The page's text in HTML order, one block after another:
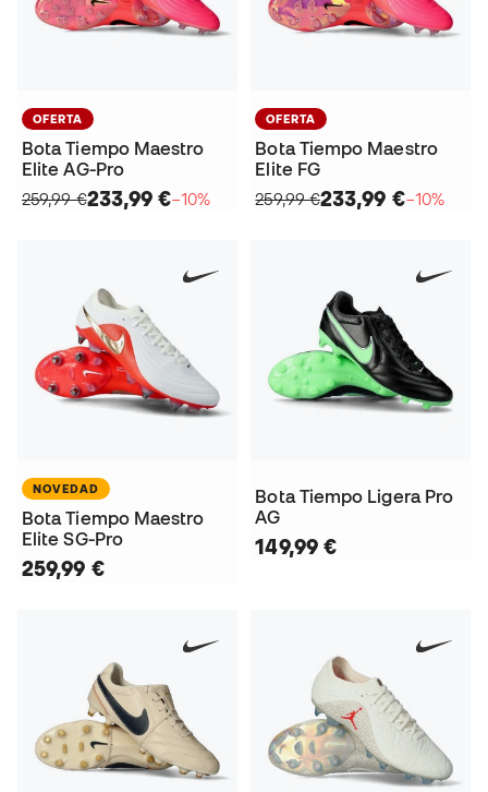
OFERTA
Bota Tiempo Maestro
Elite AG-Pro
259,99 €233,99 €−10%
OFERTA
Bota Tiempo Maestro
Elite FG
259,99 €233,99 €−10%
NOVEDAD
Bota Tiempo Maestro
Elite SG-Pro
259,99 €
Bota Tiempo Ligera Pro
AG
149,99 €